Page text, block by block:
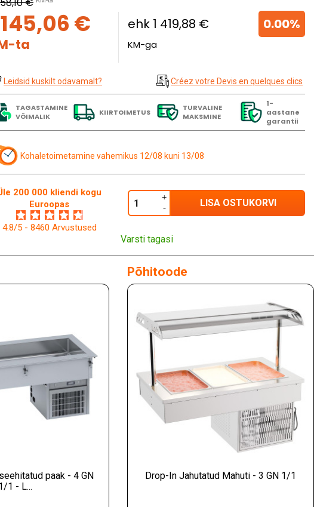
145,06 €
ta
ehk 1 419,88 €
KM-ga
0.00%
Leidsid kuskilt odavamalt? Créez votre Devis en quelques clics
TAGASTAMINE
VÕIMALIK
KIIRTOIMETUS
TURVALINE
MAKSMINE
1-
aastane
garantii
Kohaletoimetamine vahemikus 12/08 kuni 13/08
200 000 kliendi kogu
Euroopas
4.8/5 - 8460 Arvustused
LISA OSTUKORVI
Varsti tagasi
paak - 4 GN
1 - L...
Põhitoode
Drop-In Jahutatud Mahuti - 3 GN 1/1